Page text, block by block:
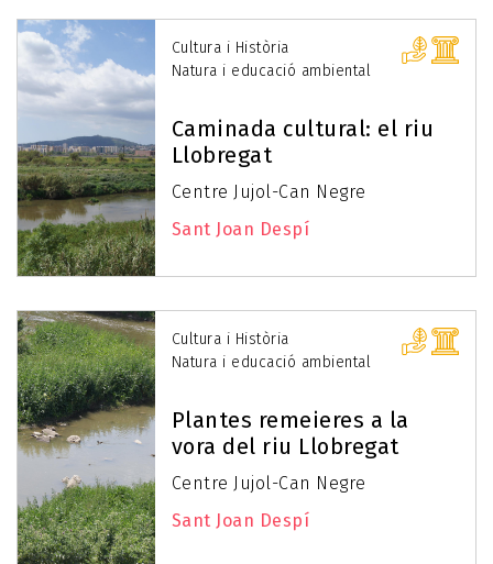
Cultura i Història
Natura i educació ambiental
Caminada cultural: el riu
Llobregat
Centre Jujol-Can Negre
Sant Joan Despí
Cultura i Història
Natura i educació ambiental
Plantes remeieres a la
vora del riu Llobregat
Centre Jujol-Can Negre
Sant Joan Despí